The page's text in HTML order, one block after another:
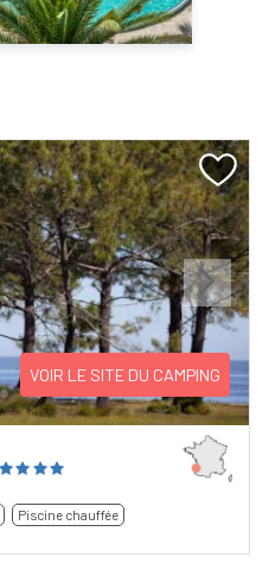
Next
VOIR LE SITE DU CAMPING
Piscine chauffée